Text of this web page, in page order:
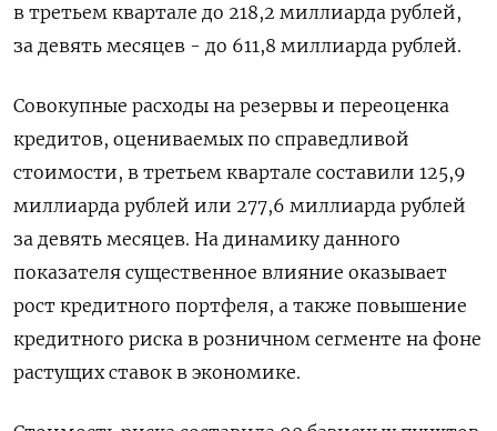
в третьем квартале до 218,2 миллиарда рублей,
за девять месяцев - до 611,8 миллиарда рублей.
Совокупные расходы на резервы и переоценка
кредитов, оцениваемых по справедливой
стоимости, в третьем квартале составили 125,9
миллиарда рублей или 277,6 миллиарда рублей
за девять месяцев. На динамику данного
показателя существенное влияние оказывает
рост кредитного портфеля, а также повышение
кредитного риска в розничном сегменте на фоне
растущих ставок в экономике.